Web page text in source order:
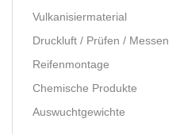
Vulkanisiermaterial
Druckluft / Prüfen / Messen
Reifenmontage
Chemische Produkte
Auswuchtgewichte